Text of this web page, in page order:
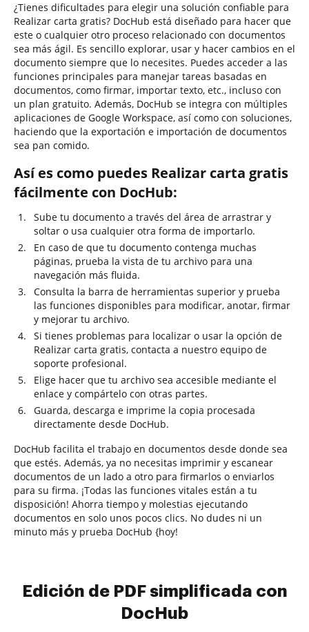
¿Tienes dificultades para elegir una solución confiable para
Realizar carta gratis? DocHub está diseñado para hacer que
este o cualquier otro proceso relacionado con documentos
sea más ágil. Es sencillo explorar, usar y hacer cambios en el
documento siempre que lo necesites. Puedes acceder a las
funciones principales para manejar tareas basadas en
documentos, como firmar, importar texto, etc., incluso con
un plan gratuito. Además, DocHub se integra con múltiples
aplicaciones de Google Workspace, así como con soluciones,
haciendo que la exportación e importación de documentos
sea pan comido.
Así es como puedes Realizar carta gratis
fácilmente con DocHub:
Sube tu documento a través del área de arrastrar y
soltar o usa cualquier otra forma de importarlo.
En caso de que tu documento contenga muchas
páginas, prueba la vista de tu archivo para una
navegación más fluida.
Consulta la barra de herramientas superior y prueba
las funciones disponibles para modificar, anotar, firmar
y mejorar tu archivo.
Si tienes problemas para localizar o usar la opción de
Realizar carta gratis, contacta a nuestro equipo de
soporte profesional.
Elige hacer que tu archivo sea accesible mediante el
enlace y compártelo con otras partes.
Guarda, descarga e imprime la copia procesada
directamente desde DocHub.
DocHub facilita el trabajo en documentos desde donde sea
que estés. Además, ya no necesitas imprimir y escanear
documentos de un lado a otro para firmarlos o enviarlos
para su firma. ¡Todas las funciones vitales están a tu
disposición! Ahorra tiempo y molestias ejecutando
documentos en solo unos pocos clics. No dudes ni un
minuto más y prueba DocHub {hoy!
Edición de PDF simplificada con
DocHub